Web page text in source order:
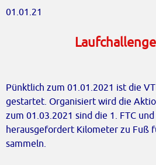
01.01.21
Pünktlich zum 01.01.2021 ist die
gestartet. Organisiert wird die
zum 01.03.2021 sind die 1. FTC
herausgefordert Kilometer zu Fuß
sammeln.